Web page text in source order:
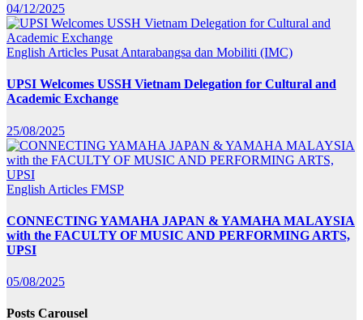
04/12/2025
English Articles Pusat Antarabangsa dan Mobiliti (IMC)
UPSI Welcomes USSH Vietnam Delegation for Cultural and
Academic Exchange
25/08/2025
English Articles FMSP
CONNECTING YAMAHA JAPAN & YAMAHA MALAYSIA
with the FACULTY OF MUSIC AND PERFORMING ARTS,
UPSI
05/08/2025
Posts Carousel